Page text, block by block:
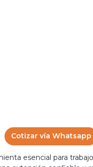
Cotizar vía Whatsapp
esencial para